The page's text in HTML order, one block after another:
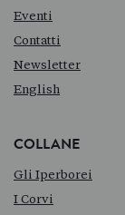
Eventi
Contatti
Newsletter
English
COLLANE
Gli Iperborei
I Corvi